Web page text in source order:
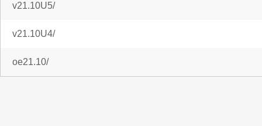
v21.10U5/
v21.10U4/
oe21.10/